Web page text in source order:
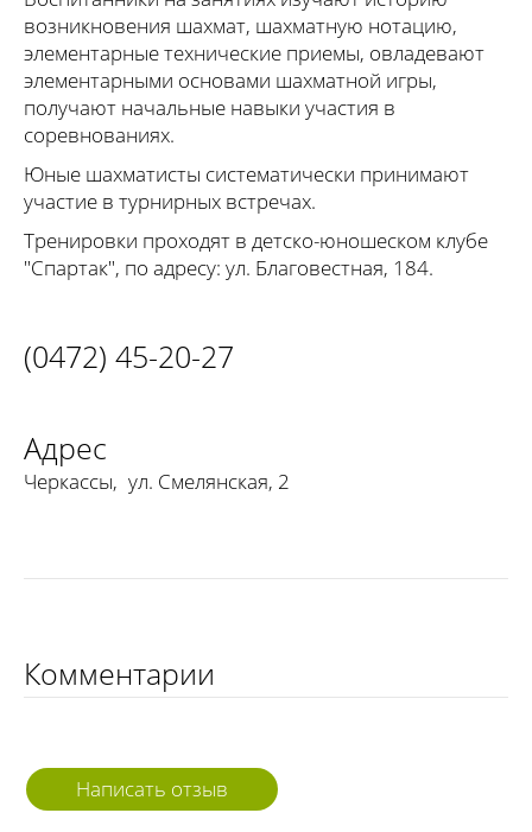
возникновения шахмат, шахматную нотацию,
элементарные технические приемы, овладевают
элементарными основами шахматной игры,
получают начальные навыки участия в
соревнованиях.
Юные шахматисты систематически принимают
участие в турнирных встречах.
Тренировки проходят в детско-юношеском клубе
"Спартак", по адресу: ул. Благовестная, 184.
(0472) 45-20-27
Адрес
Черкассы, ул. Смелянская, 2
Комментарии
Написать отзыв